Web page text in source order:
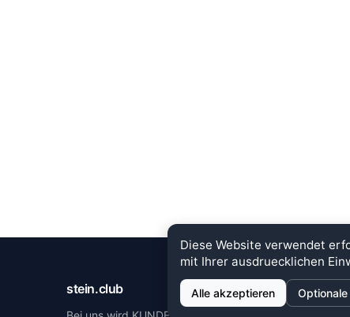
Diese Website verwendet
mit Ihrer ausdruecklichen
Alle akzeptieren
stein.club MEHR